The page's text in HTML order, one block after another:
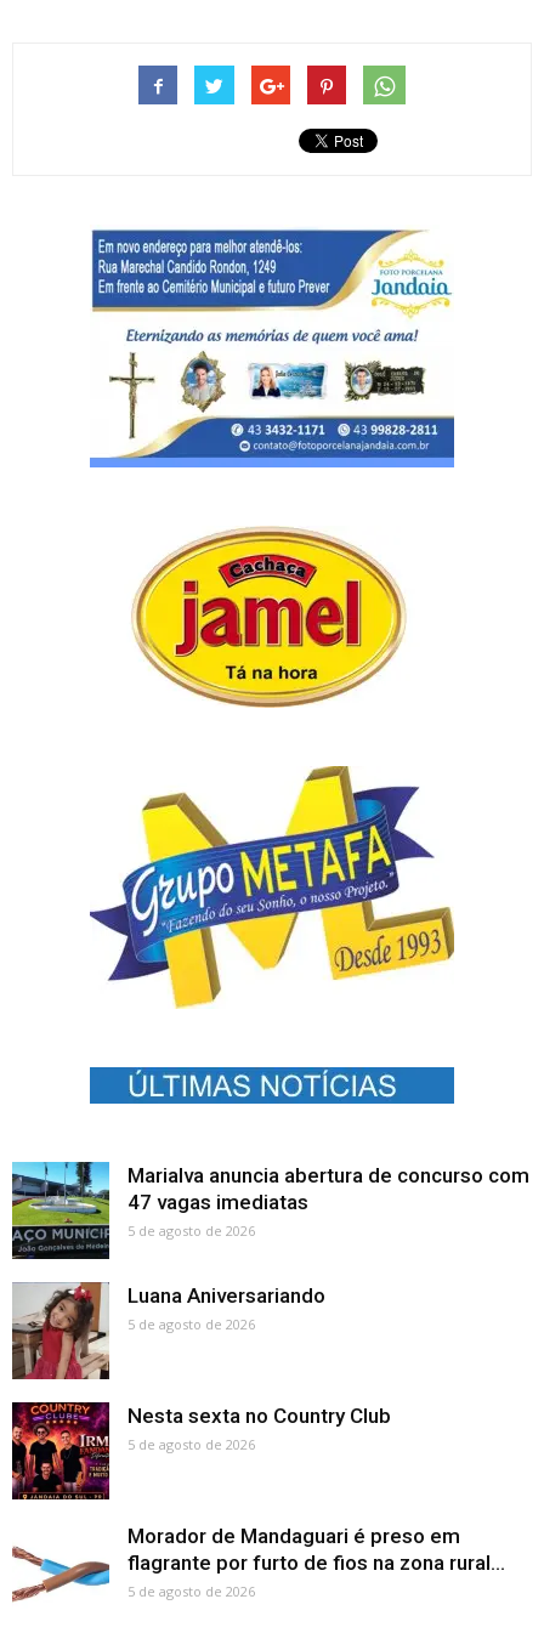
Marialva anuncia abertura de concurso com
47 vagas imediatas
5 de agosto de 2026
Luana Aniversariando
5 de agosto de 2026
Nesta sexta no Country Club
5 de agosto de 2026
Morador de Mandaguari é preso em
flagrante por furto de fios na zona rural...
5 de agosto de 2026